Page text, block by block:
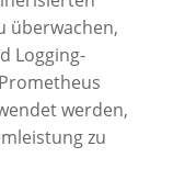
überwachen,
Logging-
werden,
zu